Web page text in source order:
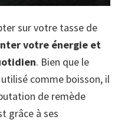
sur votre tasse de
votre énergie et
. Bien que le
comme boisson, il
de remède
grâce à ses